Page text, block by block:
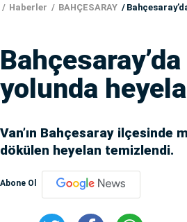
Haberler BAHÇESARAY Bahçesaray’da
yolunda
Van’ın Bahçesaray ilçesinde
dökülen heyelan temizlendi.
Abone Ol